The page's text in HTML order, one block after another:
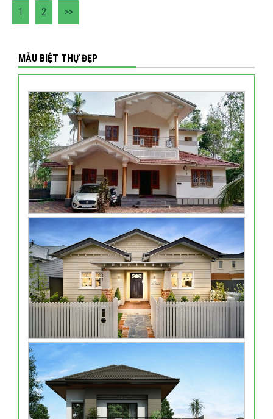
1 2 >>
MẪU BIỆT THỰ ĐẸP